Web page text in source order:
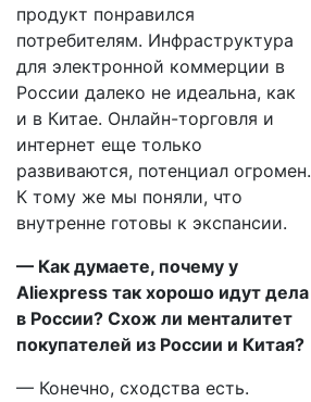
продукт понравился
потребителям. Инфраструктура
для электронной коммерции в
России далеко не идеальна, как
и в Китае. Онлайн-торговля и
интернет еще только
развиваются, потенциал огромен.
К тому же мы поняли, что
внутренне готовы к экспансии.
— Как думаете, почему у
Aliexpress так хорошо идут дела
в России? Схож ли менталитет
покупателей из России и Китая?
— Конечно, сходства есть.